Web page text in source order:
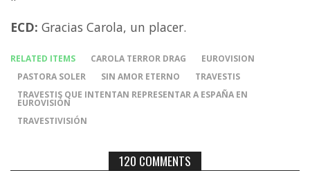
ECD: Gracias Carola, un placer.
RELATED ITEMS CAROLA TERROR DRAG
EUROVISION
PASTORA SOLER
SIN AMOR ETERNO
TRAVESTIS
TRAVESTIS QUE INTENTAN REPRESENTAR A ESPAÑA EN
EUROVISIÓN
TRAVESTIVISIÓN
120 COMMENTS